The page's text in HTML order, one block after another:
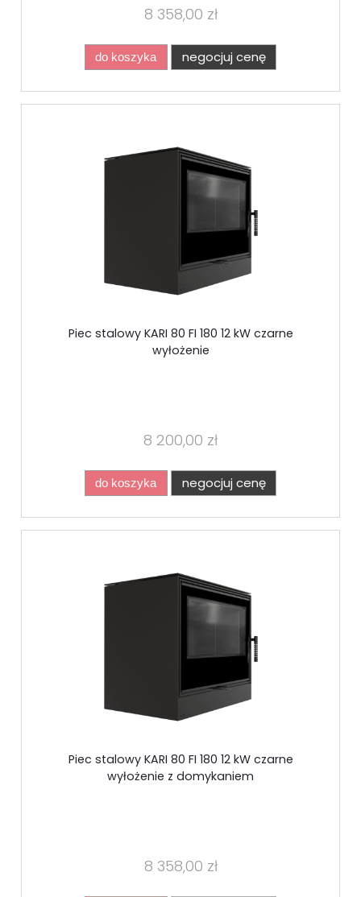
8 358,00 zł
do koszyka negocjuj cenę
Piec stalowy KARI 80 FI 180 12 kW czarne
wyłożenie
8 200,00 zł
do koszyka negocjuj cenę
Piec stalowy KARI 80 FI 180 12 kW czarne
wyłożenie z domykaniem
8 358,00 zł